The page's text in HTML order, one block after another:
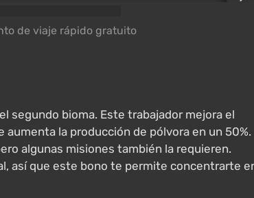
de viaje rápido gratuito
segundo bioma. Este trabajador mejora el
aumenta la producción de pólvora en un 50%.
algunas misiones también la requieren.
así que este bono te permite concentrarte